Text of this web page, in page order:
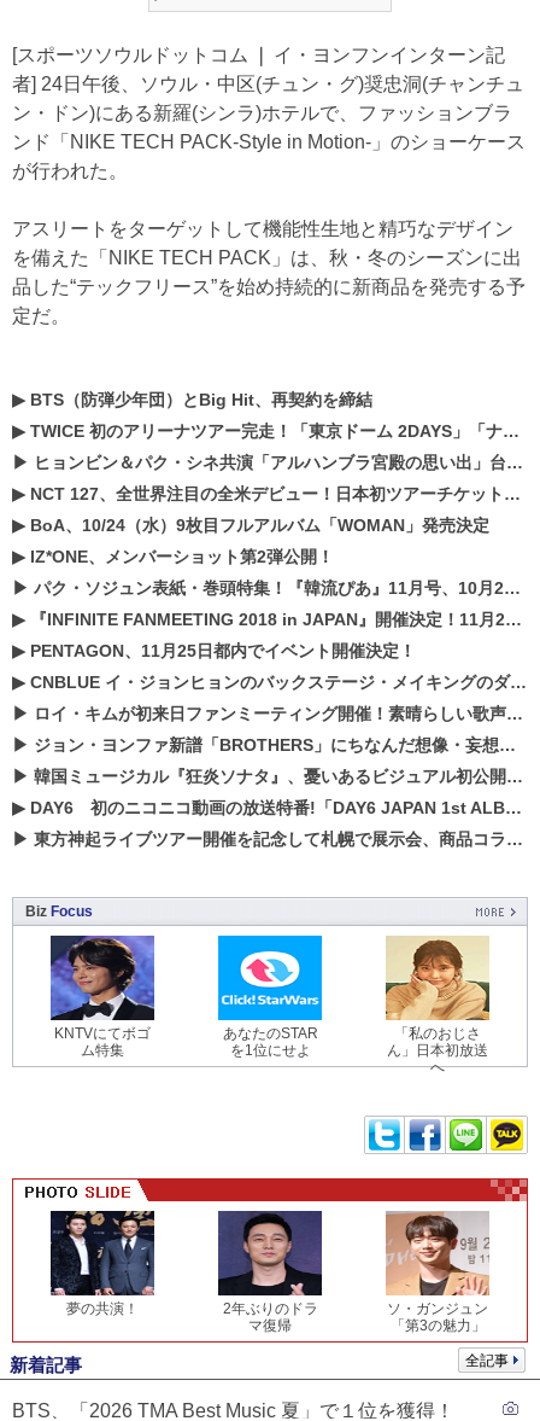
[スポーツソウルドットコム ❘ イ・ヨンフンインターン記
者] 24日午後、ソウル・中区(チュン・グ)奨忠洞(チャンチュ
ン・ドン)にある新羅(シンラ)ホテルで、ファッションブラ
ンド「NIKE TECH PACK-Style in Motion-」のショーケース
が行われた。
アスリートをターゲットして機能性生地と精巧なデザイン
を備えた「NIKE TECH PACK」は、秋・冬のシーズンに出
品した“テックフリース”を始め持続的に新商品を発売する予
定だ。
▶ BTS（防弾少年団）とBig Hit、再契約を締結
▶TWICE 初のアリーナツアー完走！「東京ドーム 2DAYS」「ナゴヤドーム1DAY」「京セラドーム1DAY」2019年ドームツアー開催決定！！
▶ ヒョンビン＆パク・シネ共演「アルハンブラ宮殿の思い出」台本読み現場を公開
▶ NCT 127、全世界注目の全米デビュー！日本初ツアーチケットが早くもプレミア化！？
▶ BoA、10/24（水）9枚目フルアルバム「WOMAN」発売決定
▶ IZ*ONE、メンバーショット第2弾公開！
▶ パク・ソジュン表紙・巻頭特集！『韓流ぴあ』11月号、10月22日（月）発売！
▶
『INFINITE FANMEETING 2018 in JAPAN』開催決定！11月21、22日にパシフィコ横浜にて実施
▶ PENTAGON、11月25日都内でイベント開催決定！
▶CNBLUE イ・ジョンヒョンのバックステージ・メイキングのダイジェスト映像が公開！
▶ ロイ・キムが初来日ファンミーティング開催！素晴らしい歌声に癒される贅沢な時間
▶ ジョン・ヨンファ新譜「BROTHERS」にちなんだ想像・妄想企画がスタート！
▶ 韓国ミュージカル『狂炎ソナタ』、憂いある​ビジュアル初公開!! 主役リョウク、SHIN、KENらのコメントが到着！
▶ DAY6 初のニコニコ動画の放送特番!「DAY6 JAPAN 1st ALBUM「UNLOCK」発売記念 ライブ@ニコ生」を配信決定!
▶ 東方神起ライブツアー開催を記念して札幌で展示会、商品コラボが実現！！
Biz Focus
KNTVにてボゴ
ム特集
あなたのSTAR
を1位にせよ
「私のおじさ
ん」日本初放送
へ
夢の共演！
2年ぶりのドラ
マ復帰
ソ・ガンジュン
「第3の魅力」
全記事
新着記事
BTS、「2026 TMA Best Music 夏」で１位を獲得！